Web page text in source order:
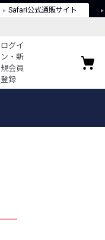
Safari公式通販サイト
ログイ
ン・新
規会員
登録
お気に入